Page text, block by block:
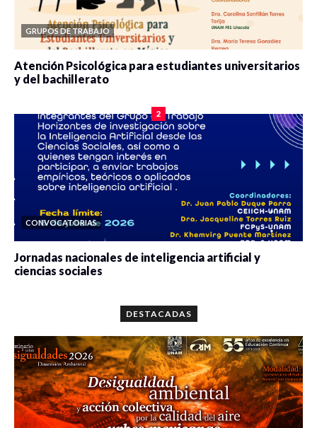
GRUPOS DE TRABAJO
Atención Psicológica para estudiantes universitarios
y del bachillerato
2
CONVOCATORIAS
Jornadas nacionales de inteligencia artificial y
ciencias sociales
DESTACADAS